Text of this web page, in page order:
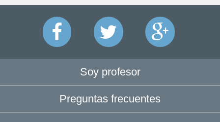
Soy profesor
Preguntas frecuentes